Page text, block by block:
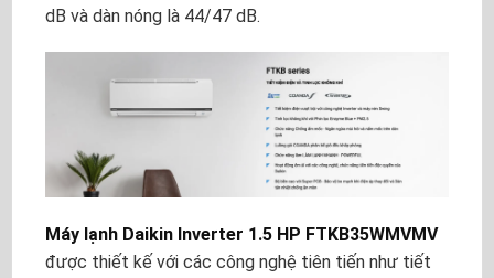
dB và dàn nóng là 44/47 dB.
Máy lạnh Daikin Inverter 1.5 HP FTKB35WMVMV
được thiết kế với các công nghệ tiên tiến như tiết